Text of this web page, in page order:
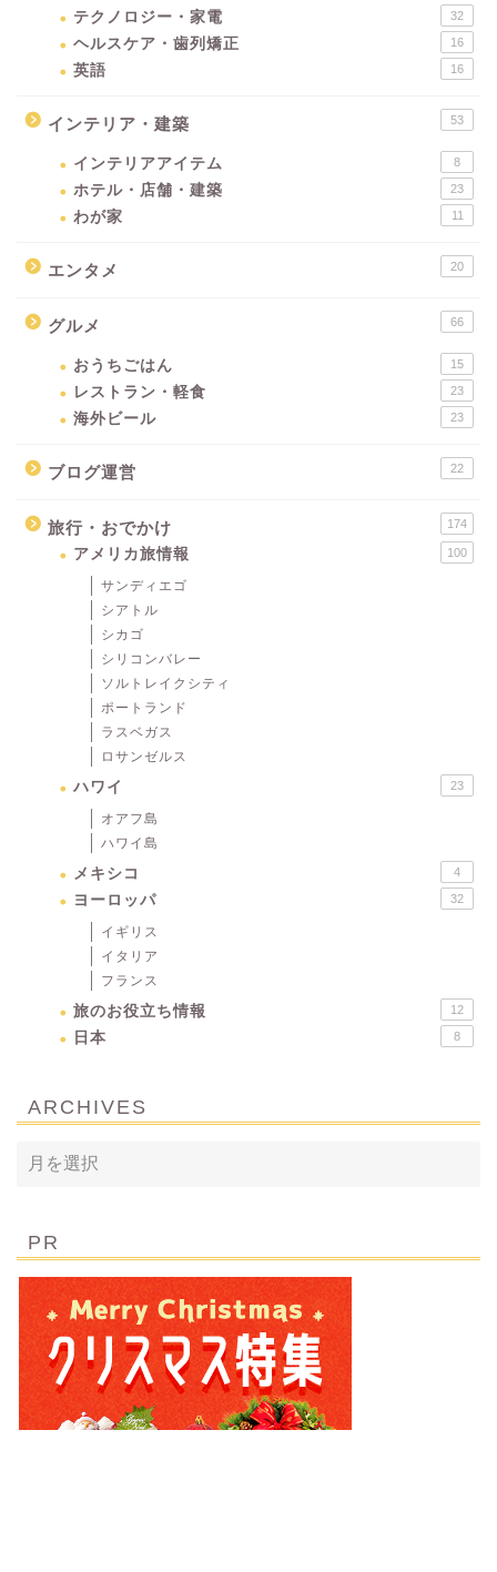
テクノロジー・家電 32
ヘルスケア・歯列矯正 16
英語 16
インテリア・建築 53
インテリアアイテム 8
ホテル・店舗・建築 23
わが家 11
エンタメ 20
グルメ 66
おうちごはん 15
レストラン・軽食 23
海外ビール 23
ブログ運営 22
旅行・おでかけ 174
アメリカ旅情報 100
サンディエゴ
シアトル
シカゴ
シリコンバレー
ソルトレイクシティ
ポートランド
ラスベガス
ロサンゼルス
ハワイ 23
オアフ島
ハワイ島
メキシコ 4
ヨーロッパ 32
イギリス
イタリア
フランス
旅のお役立ち情報 12
日本 8
ARCHIVES
PR